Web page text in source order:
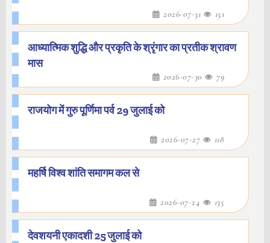
2026-07-31 151
आध्यात्मिक शुद्धि और प्रकृति के श्रृंगार का प्रतीक श्रावण
मास
2026-07-30 79
राजयोग में गुरु पूर्णिमा पर्व 29 जुलाई को
2026-07-27 118
महर्षि विश्व शांति समागम कल से
2026-07-24 135
देवशयनी एकादशी 25 जुलाई को